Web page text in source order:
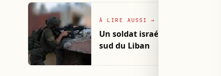
À LIRE AUSSI →
Un soldat israélien blessé lors
sud du Liban